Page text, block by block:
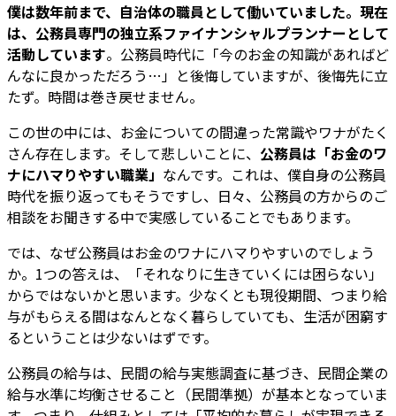
僕は数年前まで、自治体の職員として働いていました。現在
は、公務員専門の独立系ファイナンシャルプランナーとして
活動しています。公務員時代に「今のお金の知識があればど
んなに良かっただろう…」と後悔していますが、後悔先に立
たず。時間は巻き戻せません。
この世の中には、お金についての間違った常識やワナがたく
さん存在します。そして悲しいことに、 公務員は「お金のワ
ナにハマりやすい職業」 なんです。これは、僕自身の公務員
時代を振り返ってもそうですし、日々、公務員の方からのご
相談をお聞きする中で実感していることでもあります。
では、なぜ公務員はお金のワナにハマりやすいのでしょう
か。1つの答えは、「それなりに生きていくには困らない」
からではないかと思います。少なくとも現役期間、つまり給
与がもらえる間はなんとなく暮らしていても、生活が困窮す
るということは少ないはずです。
公務員の給与は、民間の給与実態調査に基づき、民間企業の
給与水準に均衡させること（民間準拠）が基本となっていま